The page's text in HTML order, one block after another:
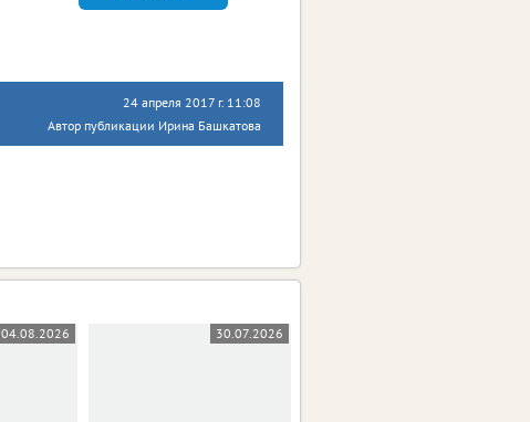
24 апреля 2017 г. 11:08
Автор публикации Ирина Башкатова
04.08.2026 30.07.2026